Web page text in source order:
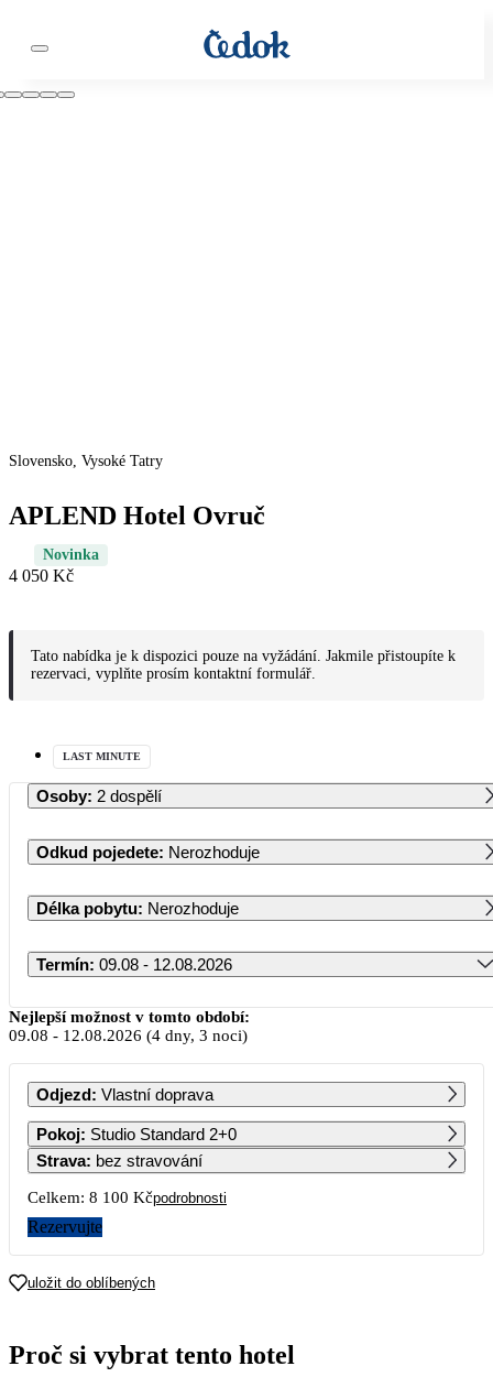
Slovensko, Vysoké Tatry
APLEND Hotel Ovruč
Novinka
4 050 Kč
Tato nabídka je k dispozici pouze na vyžádání. Jakmile přistoupíte k
rezervaci, vyplňte prosím kontaktní formulář.
LAST MINUTE
Osoby: 2 dospělí
Odkud pojedete: Nerozhoduje
Délka pobytu: Nerozhoduje
Termín: 09.08 - 12.08.2026
Srpen 2026
PO ÚT ST ČT PÁ SO NE
1 2
3 4 5 6 7 8 9
10
2 700 2 700 2 700 2 700 2 700 2 700 2 700
17 18
24
2 700
25 26 27
Nejlepší možnost v tomto období:
09.08 - 12.08.2026 (4 dny, 3 noci)
Odjezd: Vlastní doprava
Pokoj: Studio Standard 2+0
Strava: bez stravování
Celkem: 8 100 Kčpodrobnosti
Rezervujte
uložit do oblíbených
Proč si vybrat tento hotel